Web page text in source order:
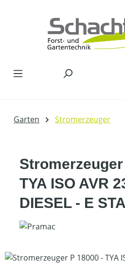
Garten Stromerzeuger
Stromerzeuger
TYA ISO AVR
DIESEL - E
Bildergalerie überspringen